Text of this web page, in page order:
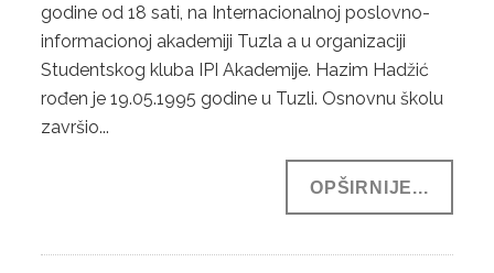
godine od 18 sati, na Internacionalnoj poslovno-
informacionoj akademiji Tuzla a u organizaciji
Studentskog kluba IPI Akademije. Hazim Hadžić
rođen je 19.05.1995 godine u Tuzli. Osnovnu školu
završio...
OPŠIRNIJE...